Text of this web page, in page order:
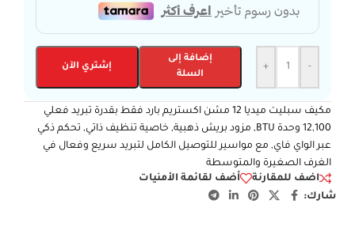
-
+
إضافة إلى
السلة
إشتري الآن
مكيف سبليت ميديا 12 مشن اكستريم بارد فقط بقدرة تبريد فعلي
12,100 وحدة BTU, مزود بريش ذهبية, خاصية تنظيف ذاتي, تحكم ذكي
عبر الواي فاي, مع مواسير للتوصيل الكامل لتبريد سريع وفعال في
الغرف الصغيرة والمتوسطة
اضف للمقارنة
أضف لقائمة الأمنيات
شارك: